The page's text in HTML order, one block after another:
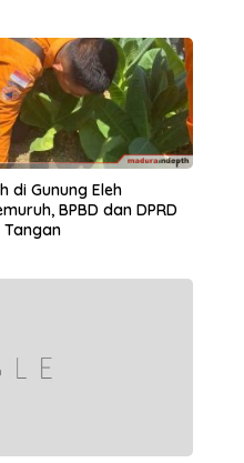
di Gunung Eleh
BPBD dan DPRD
Tangan